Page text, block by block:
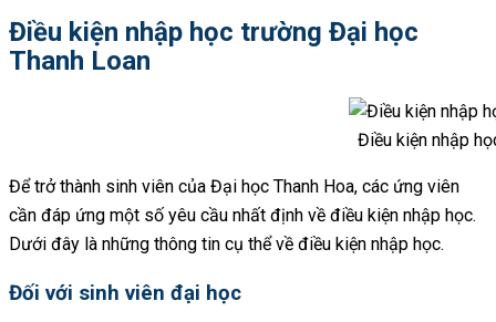
Điều kiện nhập học trường Đại học
Thanh Loan
Điều kiện nhập
Để trở thành sinh viên của Đại học Thanh Hoa, các ứng viên
cần đáp ứng một số yêu cầu nhất định về điều kiện nhập học.
Dưới đây là những thông tin cụ thể về điều kiện nhập học.
Đối với sinh viên đại học